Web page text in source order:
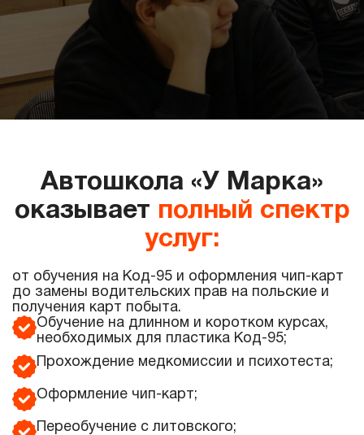
Короткий курс
Длинный курс
Длинный курс без экзамена
Длинный курс онлайн
Чип карта
Карта побыту
Курс АДР
Воеводское приглашение
Трудоустройство
Автошкола «У Марка»
оказывает полный спектр
услуг:
от обучения на Код-95 и оформления чип-карт
до замены водительских прав на польские и
получения карт побыта.
Обучение на длинном и коротком курсах,
необходимых для пластика Код-95;
Прохождение медкомиссии и психотеста;
Оформление чип-карт;
Переобучение с литовского;